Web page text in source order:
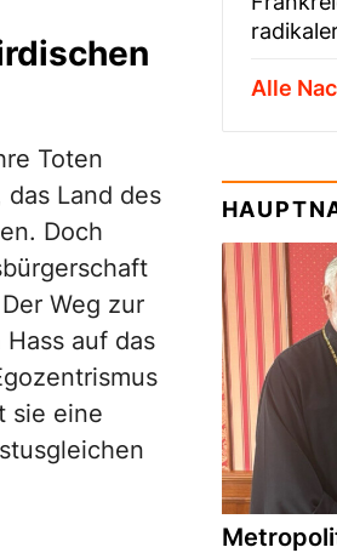
Toten
Land des
Doch
Weg zur
auf das
sie eine
Alle